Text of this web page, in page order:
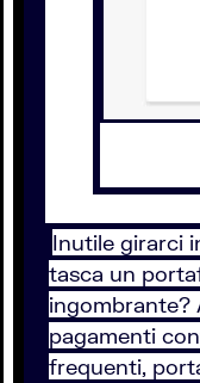
Inutile girarci
tasca un
ingombrante?
pagamenti
frequenti,